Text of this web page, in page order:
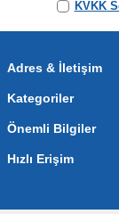
KVKK
Adres & İletişim
Kategoriler
Önemli Bilgiler
Hızlı Erişim